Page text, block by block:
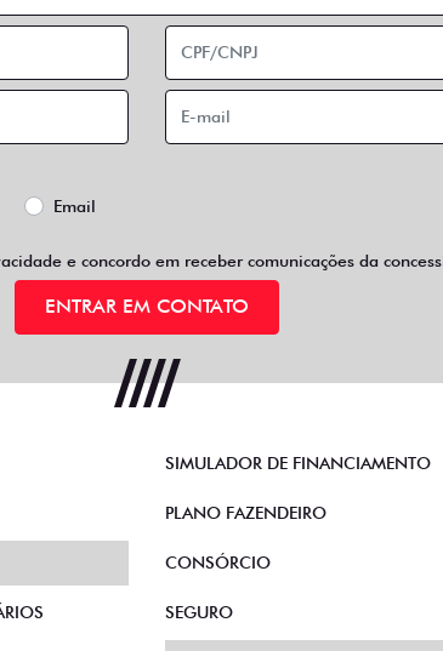
Email
e concordo em receber comunicações da
ENTRAR EM CONTATO
SIMULADOR DE FINANCIAMENTO
PLANO FAZENDEIRO
CONSÓRCIO
SEGURO